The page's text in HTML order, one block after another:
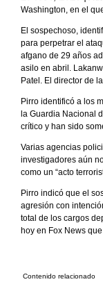
Washington, en el
El sospechoso,
para perpetrar el
afgano de 29 años
asilo en abril.
Patel. El director de
Pirro identificó a los
la Guardia Nacional
crítico y han sido
Varias agencias
investigadores aún
como un “acto
Pirro indicó que el
agresión con
total de los cargos
hoy en Fox News
Contenido relacionado